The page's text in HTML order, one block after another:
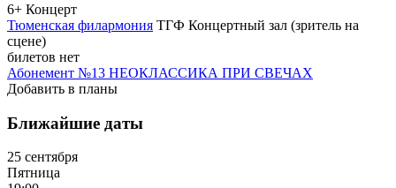
6+ Концерт
Тюменская филармония ТГФ Концертный зал (зритель на
сцене)
билетов нет
Абонемент №13 НЕОКЛАССИКА ПРИ СВЕЧАХ
Добавить в планы
Ближайшие даты
25 сентября
Пятница